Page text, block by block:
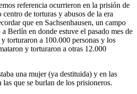
referencia ocurrieron en la prisión de
de torturas y abusos de la era
que en Sachsenhausen, un campo
Berlín en donde estuve el pasado mes de
torturaron a 100.000 personas y los
y torturaron a otras 12.000
una mujer (ya destituida) y en las
las que se burlan de los prisioneros.